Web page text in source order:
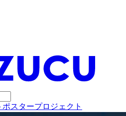
ポスタープロジェクト